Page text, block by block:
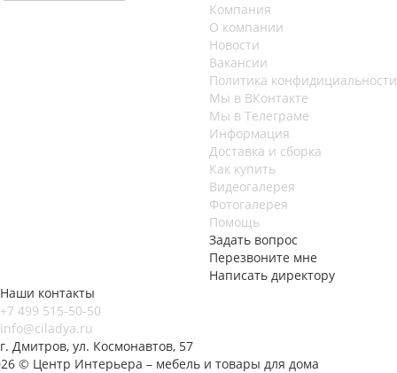
Компания
О компании
Новости
Вакансии
Политика конфидициальности
Мы в ВКонтакте
Мы в Телеграме
Информация
Доставка и сборка
Как купить
Видеогалерея
Фотогалерея
Помощь
Задать вопрос
Перезвоните мне
Написать директору
Наши контакты
+7 499 515-50-50
info@ciladya.ru
г. Дмитров, ул. Космонавтов, 57
© Центр Интерьера – мебель и товары для дома